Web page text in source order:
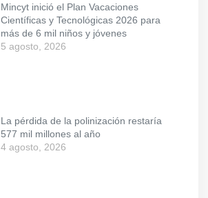
Mincyt inició el Plan Vacaciones
Científicas y Tecnológicas 2026 para
más de 6 mil niños y jóvenes
5 agosto, 2026
La pérdida de la polinización restaría
577 mil millones al año
4 agosto, 2026